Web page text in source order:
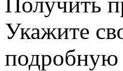
Укажите
подробную